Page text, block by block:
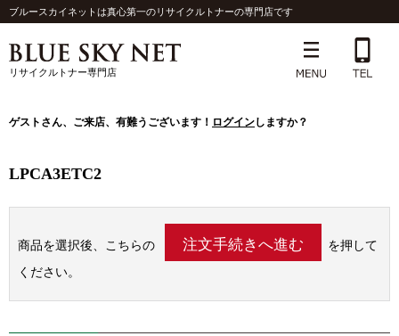
ブルースカイネットは真心第一のリサイクルトナーの専門店です
リサイクルトナー専門店
ゲスト さん、ご来店、有難うございます！ ログインしますか？
LPCA3ETC2
商品を選択後、こちらの
を押して
ください。